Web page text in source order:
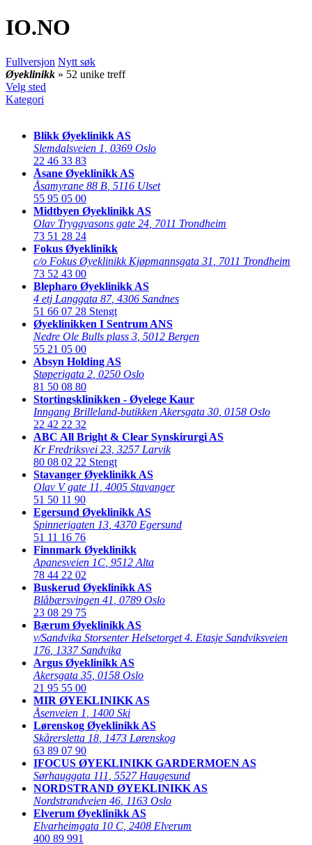
IO.NO
Fullversjon Nytt søk
Øyeklinikk » 52 unike treff
Velg sted
Kategori
Blikk Øyeklinikk AS
Slemdalsveien 1 0369 Oslo
22 46 33 83
Åsane Øyeklinikk AS
Åsamyrane 88 B 5116 Ulset
55 95 05 00
Midtbyen Øyeklinikk AS
Olav Tryggvasons gate 24 7011 Trondheim
73 51 28 24
Fokus Øyeklinikk
c/o Fokus Øyeklinikk Kjøpmannsgata 31
7011 Trondheim
73 52 43 00
Blepharo Øyeklinikk AS
4 etj Langgata 87, 4306 Sandnes
51 66 07 28 Stengt
Øyeklinikken I Sentrum ANS
Nedre Ole Bulls plass 3 5012 Bergen
55 21 05 00
Absyn Holding AS
Støperigata 2 0250 Oslo
81 50 08 80
Stortingsklinikken - Øyelege Kaur
Inngang Brilleland-butikken Akersgata 30 0158 Oslo
22 42 22 32
ABC All Bright & Clear Synskirurgi AS
Kr Fredriksvei 23 3257 Larvik
80 08 02 22 Stengt
Stavanger Øyeklinikk AS
Olav V gate 11 4005 Stavanger
51 50 11 90
Egersund Øyeklinikk AS
Spinnerigaten 13 4370 Egersund
51 11 16 76
Finnmark Øyeklinikk
Apanesveien 1C 9512 Alta
78 44 22 02
Buskerud Øyeklinikk AS
Blåbærsvingen 41 0789 Oslo
23 08 29 75
Bærum Øyeklinikk AS
v/Sandvika Storsenter Helsetorget 4. Etasje Sandviksveien
176 1337 Sandvika
Argus Øyeklinikk AS
Akersgata 35 0158 Oslo
21 95 55 00
MIR ØYEKLINIKK AS
Åsenveien 1
1400 Ski
Lørenskog Øyeklinikk AS
Skårersletta 18 1473 Lørenskog
63 89 07 90
IFOCUS ØYEKLINIKK GARDERMOEN AS
Sørhauggata 111 5527 Haugesund
NORDSTRAND ØYEKLINIKK AS
Nordstrandveien 46 1163 Oslo
Elverum Øyeklinikk AS
Elvarheimgata 10 C 2408 Elverum
400 89 991